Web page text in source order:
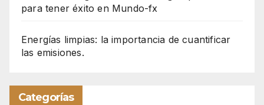
para tener éxito en Mundo-fx
Energías limpias: la importancia de cuantificar
las emisiones.
Categorías